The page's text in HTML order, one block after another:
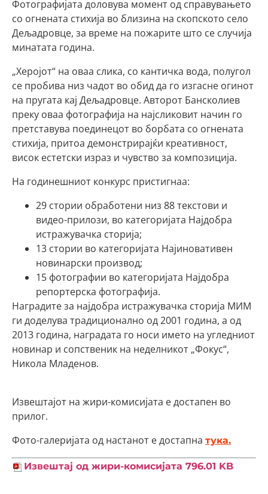
Фотографијата доловува момент од справувањето
со огнената стихија во близина на скопското село
Дељадровце, за време на пожарите што се случија
минатата година.
„Херојот“ на оваа слика, со кантичка вода, полугол
се пробива низ чадот во обид да го изгасне огинот
на пругата кај Дељадровце. Авторот Бансколиев
преку оваа фотографија на најсликовит начин го
претставува поединецот во борбата со огнената
стихија, притоа демонстрирајќи креативност,
висок естетски израз и чувство за композиција.
На годинешниот конкурс пристигнаа:
29 стории обработени низ 88 текстови и
видео-прилози, во категоријата Најдобра
истражувачка сторија;
13 стории во категоријата Најиновативен
новинарски производ;
15 фотографии во категоријата Најдобра
репортерска фотографија.
Наградите за најдобра истражувачка сторија МИМ
ги доделува традиционално од 2001 година, а од
2013 година, наградата го носи името на угледниот
новинар и сопственик на неделникот „Фокус“,
Никола Младенов.
Извештајот на жири-комисијата е достапен во
прилог.
Фото-галеријата од настанот е достапна тука.
Извештај од жири-комисијата 796.01 KB